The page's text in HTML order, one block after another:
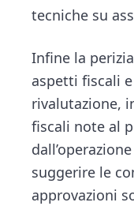
tecniche su
Infine la
aspetti fiscali
rivalutazione,
fiscali note al
suggerire le
approvazioni